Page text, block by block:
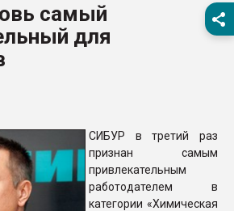
28.07.2026
ПЕРЕЙТИ НА
самый
для
СИБУР в третий раз
признан самым
привлекательным
работодателем в
категории «Химическая